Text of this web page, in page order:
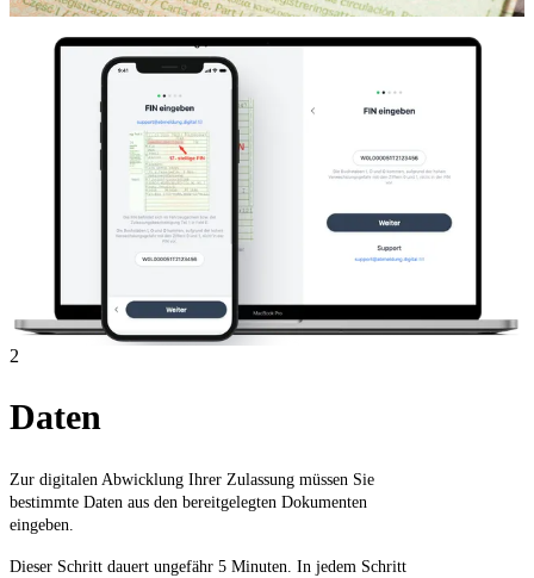
2
Daten
Zur digitalen Abwicklung Ihrer Zulassung müssen Sie
bestimmte Daten aus den bereitgelegten Dokumenten
eingeben.
Dieser Schritt dauert ungefähr 5 Minuten. In jedem Schritt